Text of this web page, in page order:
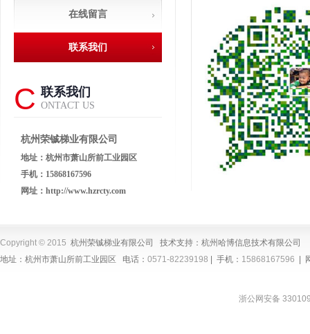
在线留言
联系我们
C 联系我们
ONTACT US
杭州荣铖梯业有限公司
地址：杭州市萧山所前工业园区
手机：15868167596
网址： http://www.hzrcty.com
Copyright © 2015 杭州荣铖梯业有限公司 技术支持： 杭州哈博信息技术有限公司
地址：杭州市萧山所前工业园区 电话： 0571-82239198 | 手机： 15868167596 |
浙公网安备